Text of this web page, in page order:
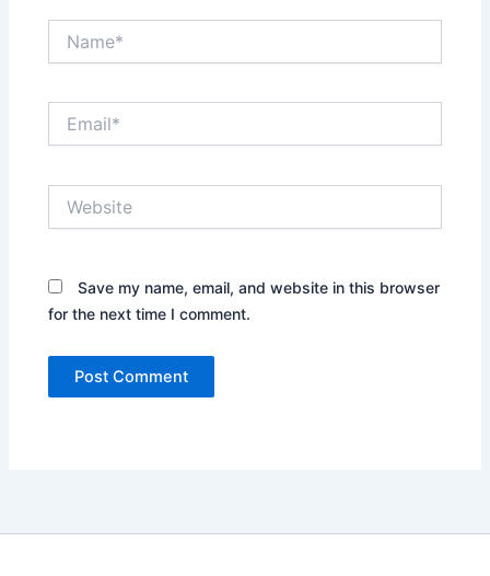
Save my name, email, and website in this browser
for the next time I comment.